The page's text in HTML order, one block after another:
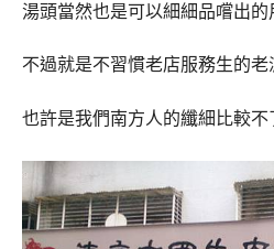
湯頭當然也是可以細細品嚐出的
不過就是不習慣老店服務生的老
也許是我們南方人的纖細比較